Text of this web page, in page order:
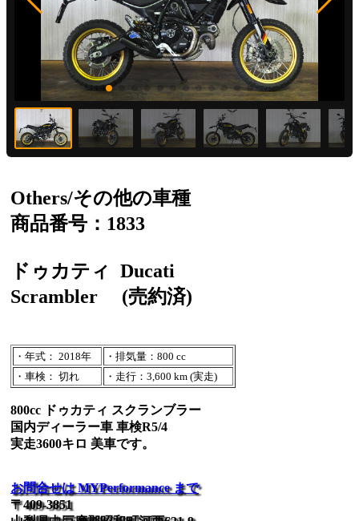
Others/その他の車種
商品番号：1833
ドゥカティ Ducati
Scrambler
(売約済)
・年式： 2018年
・排気量：800 cc
・車検： 切れ
・走行：3,600 km (実走)
800cc ドゥカティ スクランブラー
国内ディーラー車 車検R5/4
実走3600キロ 美車です。
お問合せは MYPerformance まで
〒409-3851